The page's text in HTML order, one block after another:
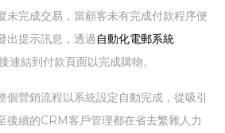
未完成交易，當顧客未有完成付款程序便
出提示訊息，透過 自動化電郵系統
連結到付款頁面以完成購物。
營銷流程以系統設定自動完成，從吸引
後續的CRM客戶管理都在省去繁雜人力